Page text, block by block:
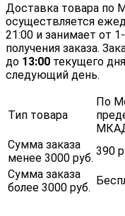
Доставка товара по
осуществляется
21:00 и занимает от
получения заказа.
до 13:00 текущего
следующий день.
Тип товара
По
Сумма заказа
менее 3000 руб.
390
Сумма заказа
более 3000 руб.